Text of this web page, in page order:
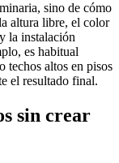
sino de cómo
altura libre, el color
la instalación
es habitual
techos altos en pisos
el resultado final.
sin crear